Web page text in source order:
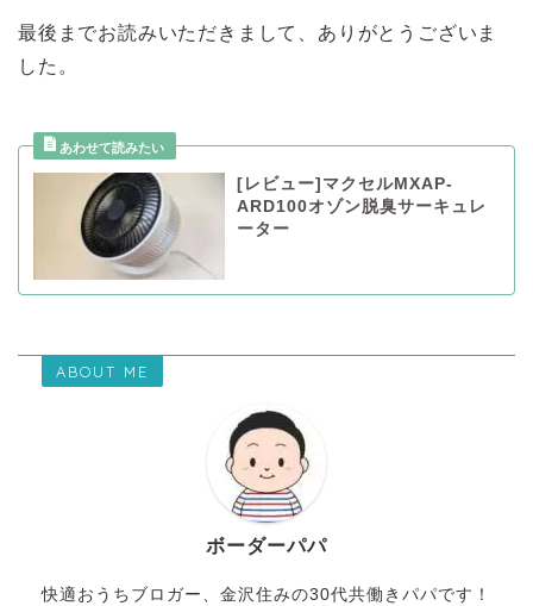
最後までお読みいただきまして、ありがとうございま
した。
[レビュー]マクセルMXAP-
ARD100オゾン脱臭サーキュレ
ーター
ABOUT ME
ボーダーパパ
快適おうちブロガー、金沢住みの30代共働きパパです！